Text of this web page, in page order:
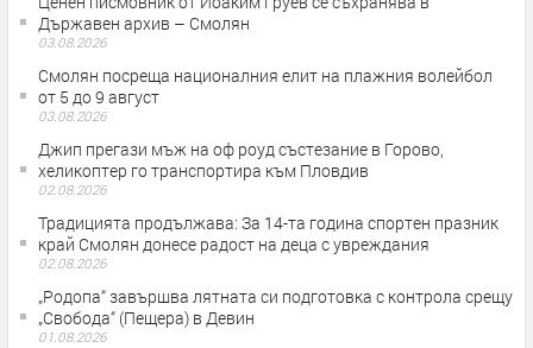
Държавен архив – Смолян
03.08.2026
Смолян посреща националния елит на плажния волейбол
от 5 до 9 август
03.08.2026
Джип прегази мъж на оф роуд състезание в Горово,
хеликоптер го транспортира към Пловдив
02.08.2026
Традицията продължава: За 14-та година спортен празник
край Смолян донесе радост на деца с увреждания
02.08.2026
„Родопа“ завършва лятната си подготовка с контрола срещу
„Свобода“ (Пещера) в Девин
01.08.2026